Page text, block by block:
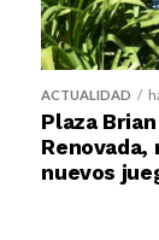
ACTUALIDAD
Plaza
Renovada,
nuevos